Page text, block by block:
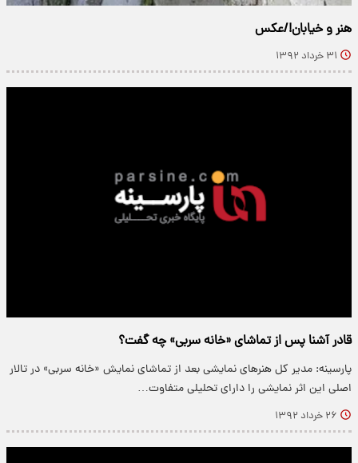
هنر و خیابان!/عکس
۳۱ خرداد ۱۳۹۲
قادر آشنا پس از تماشای «خانه سربی» چه گفت؟
پارسینه: مدیر کل هنرهای نمایشی بعد از تماشای نمایش «خانه سربی» در تالار
اصلی این اثر نمایشی را دارای تحلیلی متفاوت…
۲۶ خرداد ۱۳۹۲